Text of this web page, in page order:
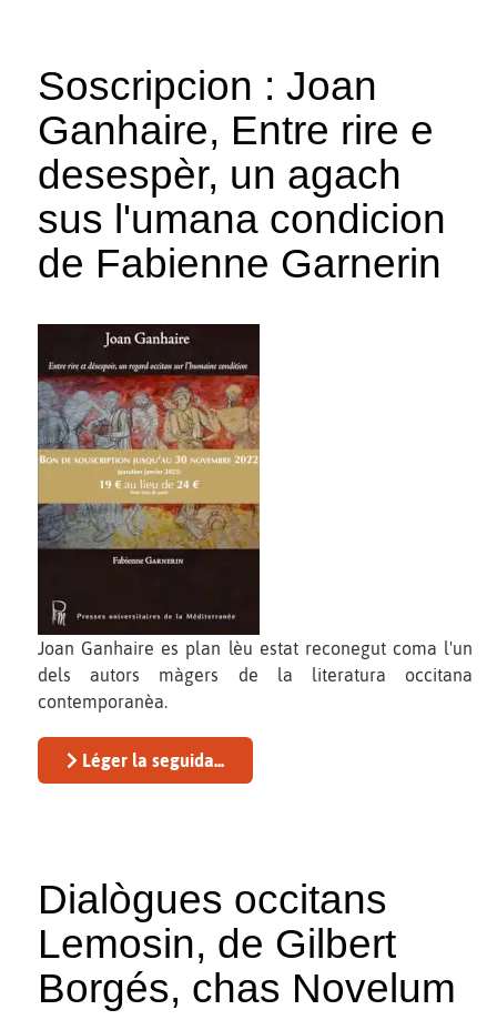
Soscripcion : Joan
Ganhaire, Entre rire e
desespèr, un agach
sus l'umana condicion
de Fabienne Garnerin
Joan Ganhaire es plan lèu estat reconegut coma l'un
dels autors màgers de la literatura occitana
contemporanèa.
Léger la seguida...
Dialògues occitans
Lemosin, de Gilbert
Borgés, chas Novelum